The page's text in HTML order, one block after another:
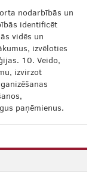
nodarbībās un
identificēt
vidēs un
izvēloties
10. Veido,
izvirzot
paņēmienus.